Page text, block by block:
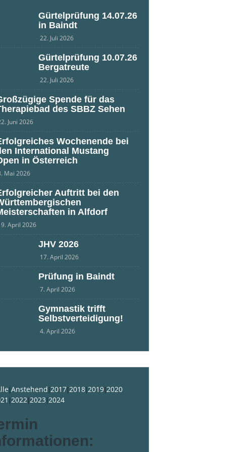
Gürtelprüfung 14.07.26
in Baindt
22. Juli 2026
Gürtelprüfung 10.07.26
Bergatreute
22. Juli 2026
Spende für das
des SBBZ Sehen
Juni 2026
Wochenende bei
International Mustang
in Österreich
Mai 2026
Auftritt bei den
in Alfdorf
April 2026
JHV 2026
17. April 2026
Prüfung in Baindt
7. April 2026
Gymnastik trifft
Selbstverteidigung!
4. April 2026
Anstehend 2017 2018 2019 2020
2022 2023 2024